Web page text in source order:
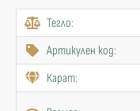
Тегло:
Артикулен код:
Карат: